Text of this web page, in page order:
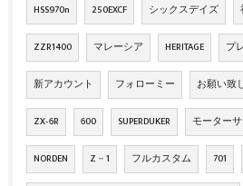
HSS970n 250EXCF シックスデイズ
ZZR1400 マレーシア HERITAGE プ
新アカウント フォローミー お願い致
ZX‐6R 600 SUPERDUKER モーター
NORDEN Z－1 フルカスタム 701